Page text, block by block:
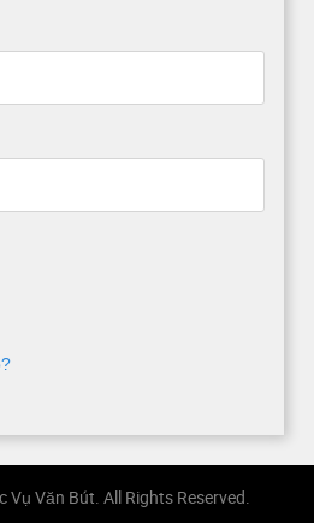
Văn Bút. All Rights Reserved.